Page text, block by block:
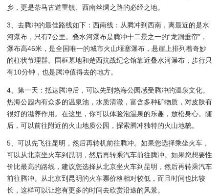
乡，更是茶马古道重镇、西南丝绸之路的必经之地。
3、去腾冲的最佳路线如下：西南线：从腾冲到西南，离最近的是水
河瀑布，只有7公里。叠水河瀑布是腾冲十二景之一的“龙洞垂帘”，
瀑布高46米，是全国唯一的城市火山堰塞瀑布，悬崖上排列着奇妙
的柱状节理群。国框墓地和楚西抗战纪念馆靠近叠水河瀑布，步行只
有10分钟，也是腾冲值得去的地方。
4、第一天：抵达腾冲后，可以先到热海公园感受腾冲的温泉文化。
热海公园内有众多的温泉池，水质清澈，富含多种矿物质，对皮肤有
很好的滋养作用。在这里，你可以体验泡温泉的乐趣，放松身心。随
后，可以前往附近的火山地质公园，探索腾冲独特的火山地貌。
5、可以先飞往昆明，然后再转机前往腾冲。如果您选择乘坐火车，
可以从北京坐火车到昆明，然后再转乘汽车前往腾冲。如果您想要性
价比最高的路线，建议您选择从北京坐火车到昆明，然后再转乘汽车
前往腾冲。从北京到昆明的火车票价格相对较低，而且时间也比较
长，这样可以让您有更多的时间去欣赏沿途的风景。